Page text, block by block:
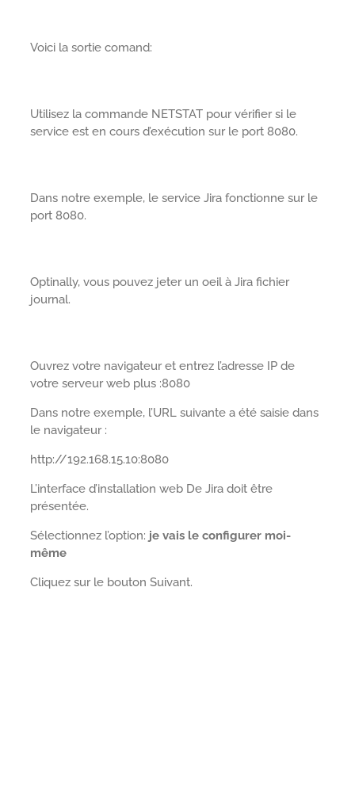
Voici la sortie comand:
Utilisez la commande NETSTAT pour vérifier si le
service est en cours d’exécution sur le port 8080.
Dans notre exemple, le service Jira fonctionne sur le
port 8080.
Optinally, vous pouvez jeter un oeil à Jira fichier
journal.
Ouvrez votre navigateur et entrez l’adresse IP de
votre serveur web plus :8080
Dans notre exemple, l’URL suivante a été saisie dans
le navigateur :
http://192.168.15.10:8080
L’interface d’installation web De Jira doit être
présentée.
Sélectionnez l’option: je vais le configurer moi-
même
Cliquez sur le bouton Suivant.